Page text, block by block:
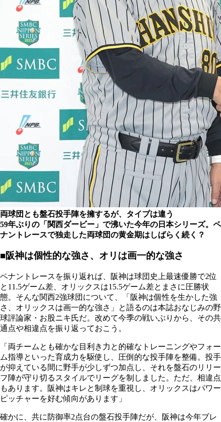
両球団とも盤石投手陣を擁するが、タイプは違う
59年ぶりの「関西ダービー」で沸いた今年の日本シリーズ。ペ
ナントレースで独走した両球団の黄金期はしばらく続く？
■阪神は個性的な強さ、オリは画一的な強さ
ペナントレースを振り返れば、阪神は球団史上最速優勝で2位
と11.5ゲーム差、オリックスは15.5ゲーム差とまさに圧勝状
態。そんな関西2強球団について、「阪神は個性を生かした強
さ、オリックスは画一的な強さ」と語るのは本誌おなじみの野
球評論家・お股ニキ氏だ。改めて今季の戦いぶりから、その共
通点や相違点を振り返っておこう。
「両チームとも確かな目利き力と的確なトレーニングやフォー
ム指導といった育成力を駆使し、圧倒的な投手陣を整備。投手
が抑えている間に野手が少しずつ加点し、それを盤石のリリー
フ陣が守り切るスタイルでリーグを制しました。ただ、相違点
もあります。阪神はキレと制球を重視し、オリックスはパワー
ピッチャーを好む傾向があります」
確かに、共に防御率2点台の盤石投手陣だが、阪神は今年ブレ